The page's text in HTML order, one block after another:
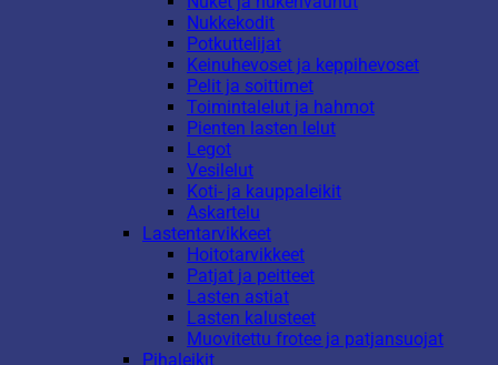
Nukkekodit
Potkuttelijat
Keinuhevoset ja keppihevoset
Pelit ja soittimet
Toimintalelut ja hahmot
Pienten lasten lelut
Legot
Vesilelut
Koti- ja kauppaleikit
Askartelu
Lastentarvikkeet
Hoitotarvikkeet
Patjat ja peitteet
Lasten astiat
Lasten kalusteet
Muovitettu frotee ja patjansuojat
Pihaleikit